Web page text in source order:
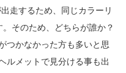
走するため、同じカラーリ
そのため、どちらが誰か？
つかなかった方も多いと思
ルメットで見分ける事も出